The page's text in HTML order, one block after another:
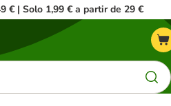
€ | Solo 1,99 € a partir de 29 €